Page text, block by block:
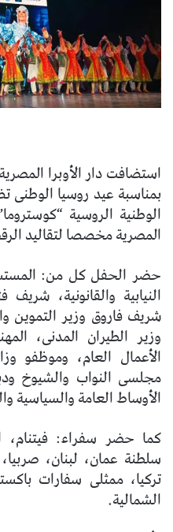
استضافت دار الأوبرا
بمناسبة عيد روسيا الوطنى
الوطنية الروسية
المصرية مخصصا لتقاليد
حضر الحفل كل من:
النيابية والقانونية،
شريف فاروق وزير التموين
وزير الطيران المدنى،
الأعمال العام، وموظفو
مجلسى النواب والشيوخ
الأوساط العامة والسياسية
كما حضر سفراء: فيتنام،
سلطنة عمان، لبنان،
تركيا، ممثلى سفارات
الشمالية.